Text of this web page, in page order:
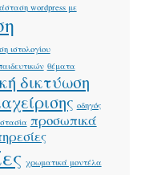
wordpress με
ιστολογίου
θέματα
δικτύωση
οδηγός
προσωπικά
χρωματικά μοντέλα